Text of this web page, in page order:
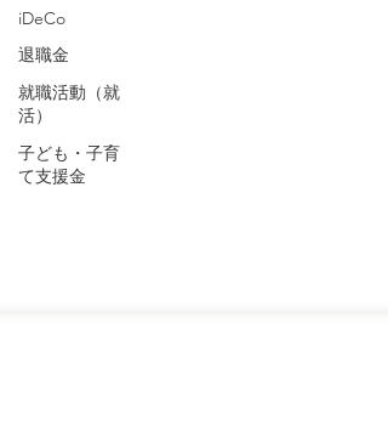
iDeCo
退職金
就職活動（就
活）
子ども・子育
て支援金